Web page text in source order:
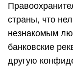
страны, что
незнакомым
банковские
другую